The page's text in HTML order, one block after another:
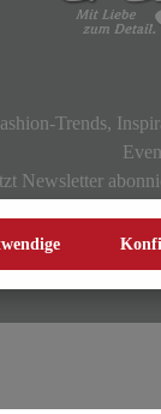
Trends,
Newsletter